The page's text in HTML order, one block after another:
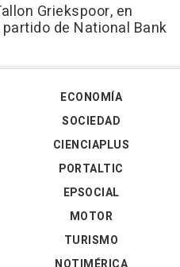
Griekspoor, en
de National Bank
ECONOMÍA
SOCIEDAD
CIENCIAPLUS
PORTALTIC
EPSOCIAL
MOTOR
TURISMO